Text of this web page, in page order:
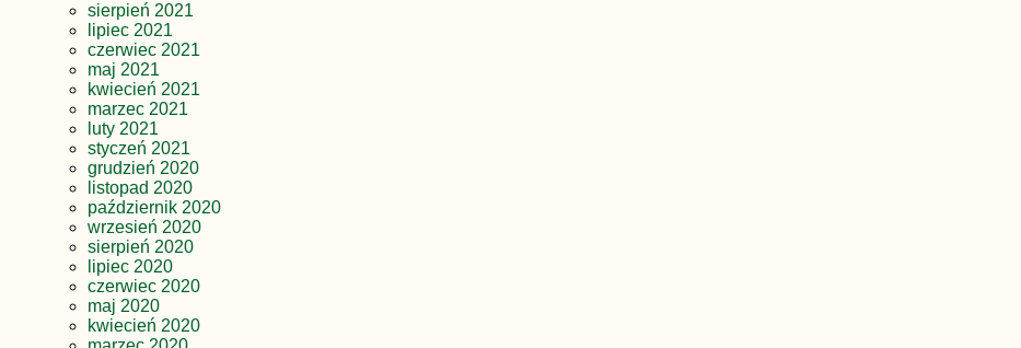
sierpień 2021
lipiec 2021
czerwiec 2021
maj 2021
kwiecień 2021
marzec 2021
luty 2021
styczeń 2021
grudzień 2020
listopad 2020
październik 2020
wrzesień 2020
sierpień 2020
lipiec 2020
czerwiec 2020
maj 2020
kwiecień 2020